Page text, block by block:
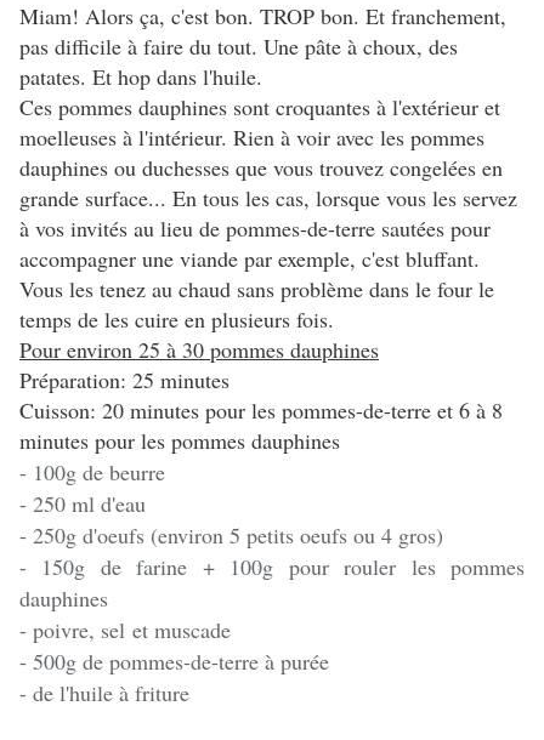
Miam! Alors ça, c'est bon. TROP bon. Et franchement,
pas difficile à faire du tout. Une pâte à choux, des
patates. Et hop dans l'huile.
Ces pommes dauphines sont croquantes à l'extérieur et
moelleuses à l'intérieur. Rien à voir avec les pommes
dauphines ou duchesses que vous trouvez congelées en
grande surface... En tous les cas, lorsque vous les servez
à vos invités au lieu de pommes-de-terre sautées pour
accompagner une viande par exemple, c'est bluffant.
Vous les tenez au chaud sans problème dans le four le
temps de les cuire en plusieurs fois.
Pour environ 25 à 30 pommes dauphines
Préparation: 25 minutes
Cuisson: 20 minutes pour les pommes-de-terre et 6 à 8
minutes pour les pommes dauphines
- 100g de beurre
- 250 ml d'eau
- 250g d'oeufs (environ 5 petits oeufs ou 4 gros)
- 150g de farine + 100g pour rouler les pommes
dauphines
- poivre, sel et muscade
- 500g de pommes-de-terre à purée
- de l'huile à friture